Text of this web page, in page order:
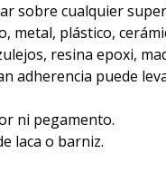
sobre cualquier
metal, plástico,
resina epoxi,
adherencia puede
ni pegamento.
laca o barniz.